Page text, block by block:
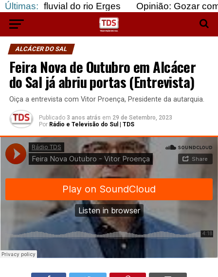
Últimas:
do rio Erges Opinião: Gozar com doentes e
ALCÁCER DO SAL
Feira Nova de Outubro em Alcácer
do Sal já abriu portas (Entrevista)
Oiça a entrevista com Vitor Proença, Presidente da autarquia.
Publicado 3 anos atrás em 29 de Setembro, 2023
Por Rádio e Televisão do Sul | TDS
Rádio TDS·Feira Nova Outubro - Vitor Proença